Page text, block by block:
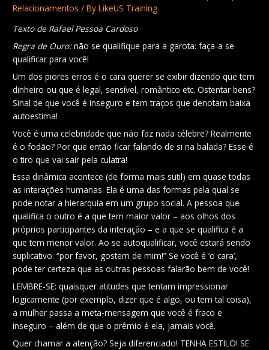
Relacionamentos / ByLikeUS Training
Texto de Rafael Pessoa Cardoso
Regra de Ouro:não se qualifique para a garota: faça-a se
qualificar para você!
Um dos piores erros é o cara querer se exibir dizendo que tem
dinheiro ou que é legal, sensível, romântico etc. Ostentar bens?
Sinal de que você é inseguro e tem traços que denotam baixa
autoestima!
Você é uma celebridade que não faz nada célebre? Realmente
é o fodão? Por que então ficar falando de si na balada? Esse é
o tiro que vai sair pela culatra!
Essa dinâmica acontece (de forma mais sutil) em quase todas
as interações humanas. Ela é uma das formas pela qual se
pode notar a hierarquia em um grupo social. A pessoa que
qualifica o outro é a que tem maior valor – aos olhos dos
próprios participantes da interação – e a que se qualifica é a
que tem menor valor. Ao se autoqualificar, você estará sendo
suplicativo: “por favor, gostem de mim!” Se você é ‘o cara’,
pode ter certeza que as outras pessoas falarão bem de você!
LEMBRE-SE: quaisquer atitudes que tentam impressionar
logicamente (por exemplo, dizer que é algo, ou tem tal coisa),
a mulher passa a meta-mensagem que você é fraco e
inseguro – além de que o prêmio é ela, jamais você.
Quer chamar a atenção? Seja diferenciado! TENHA ESTILO! SE